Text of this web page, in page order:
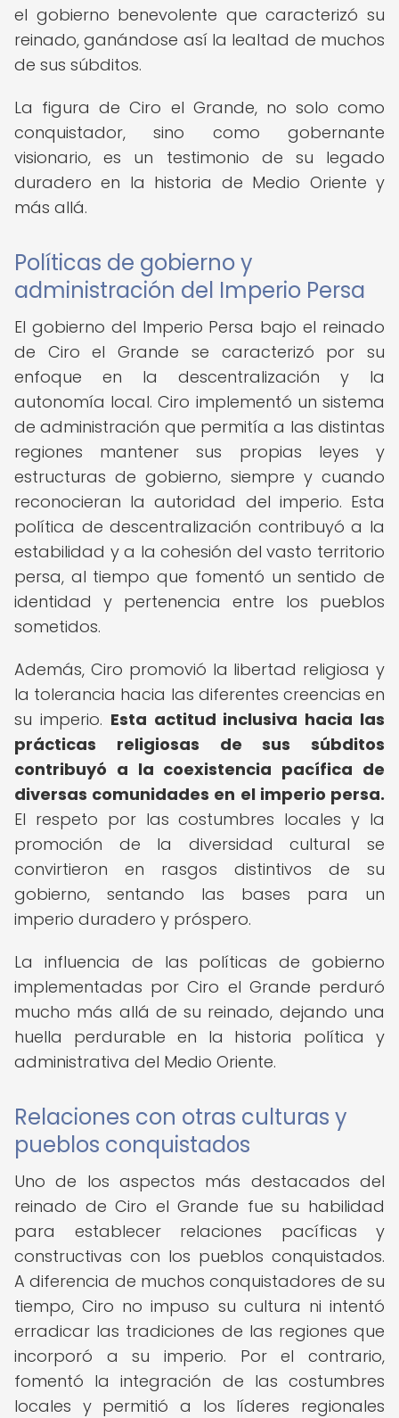
el gobierno benevolente que caracterizó su
reinado, ganándose así la lealtad de muchos
de sus súbditos.
La figura de Ciro el Grande, no solo como
conquistador, sino como gobernante
visionario, es un testimonio de su legado
duradero en la historia de Medio Oriente y
más allá.
Políticas de gobierno y
administración del Imperio Persa
El gobierno del Imperio Persa bajo el reinado
de Ciro el Grande se caracterizó por su
enfoque en la descentralización y la
autonomía local. Ciro implementó un sistema
de administración que permitía a las distintas
regiones mantener sus propias leyes y
estructuras de gobierno, siempre y cuando
reconocieran la autoridad del imperio. Esta
política de descentralización contribuyó a la
estabilidad y a la cohesión del vasto territorio
persa, al tiempo que fomentó un sentido de
identidad y pertenencia entre los pueblos
sometidos.
Además, Ciro promovió la libertad religiosa y
la tolerancia hacia las diferentes creencias en
su imperio. Esta actitud inclusiva hacia las
prácticas religiosas de sus súbditos
contribuyó a la coexistencia pacífica de
diversas comunidades en el imperio persa.
El respeto por las costumbres locales y la
promoción de la diversidad cultural se
convirtieron en rasgos distintivos de su
gobierno, sentando las bases para un
imperio duradero y próspero.
La influencia de las políticas de gobierno
implementadas por Ciro el Grande perduró
mucho más allá de su reinado, dejando una
huella perdurable en la historia política y
administrativa del Medio Oriente.
Relaciones con otras culturas y
pueblos conquistados
Uno de los aspectos más destacados del
reinado de Ciro el Grande fue su habilidad
para establecer relaciones pacíficas y
constructivas con los pueblos conquistados.
A diferencia de muchos conquistadores de su
tiempo, Ciro no impuso su cultura ni intentó
erradicar las tradiciones de las regiones que
incorporó a su imperio. Por el contrario,
fomentó la integración de las costumbres
locales y permitió a los líderes regionales